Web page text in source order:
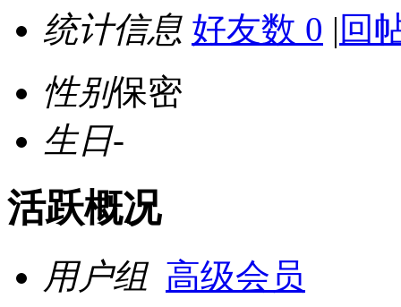
统计信息 好友数 0 | 回
性别保密
生日-
活跃概况
用户组 高级会员